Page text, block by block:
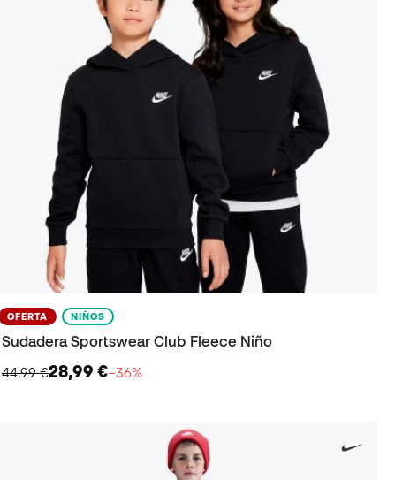
OFERTA NIÑOS
Sudadera Sportswear Club Fleece Niño
44,99 €28,99 €−36%